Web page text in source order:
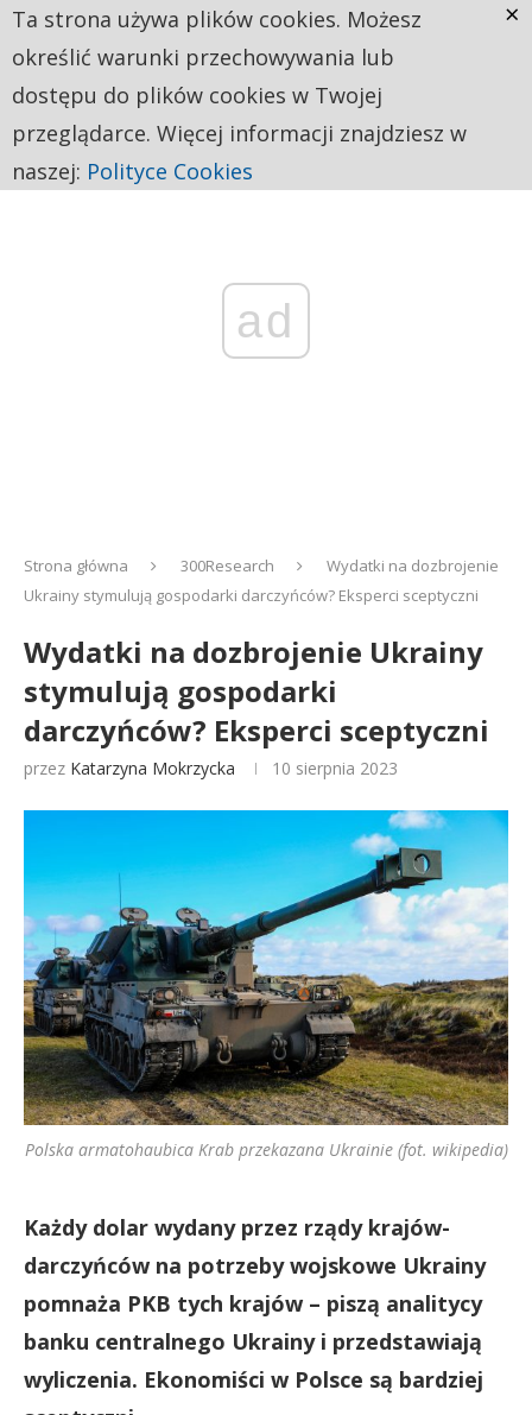
ad
Strona główna 300Research
Wydatki na dozbrojenie
Ukrainy stymulują gospodarki darczyńców? Eksperci sceptyczni
Wydatki na dozbrojenie Ukrainy
stymulują gospodarki
darczyńców? Eksperci sceptyczni
przez Katarzyna Mokrzycka 10 sierpnia 2023
Polska armatohaubica Krab przekazana Ukrainie (fot. wikipedia)
Każdy dolar wydany przez rządy krajów-
darczyńców na potrzeby wojskowe Ukrainy
pomnaża PKB tych krajów – piszą analitycy
banku centralnego Ukrainy i przedstawiają
wyliczenia. Ekonomiści w Polsce są bardziej
Ta strona używa plików cookies. Możesz
określić warunki przechowywania lub
dostępu do plików cookies w Twojej
przeglądarce. Więcej informacji znajdziesz w
naszej: Polityce Cookies
×